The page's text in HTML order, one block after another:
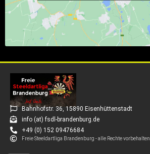
Bahnhofstr. 36, 15890 Eisenhüttenstadt
info (at) fsdl-brandenburg.de
+49 (0) 152 09476684
Freie Steeldartliga Brandenburg - alle Rechte vorbehalten